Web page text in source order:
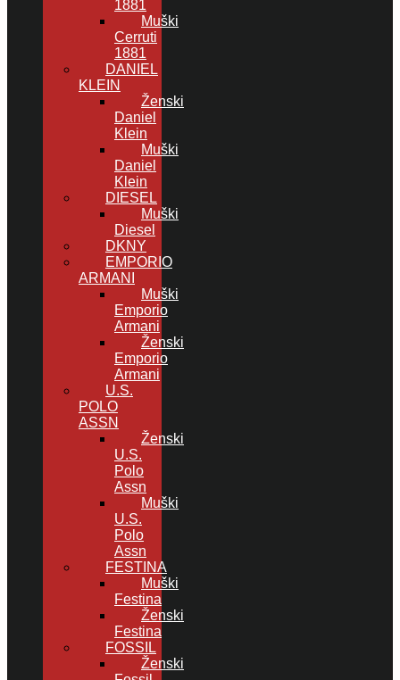
1881
Muški
Cerruti
1881
DANIEL
KLEIN
Ženski
Daniel
Klein
Muški
Daniel
Klein
DIESEL
Muški
Diesel
DKNY
EMPORIO
ARMANI
Muški
Emporio
Armani
Ženski
Emporio
Armani
U.S.
POLO
ASSN
Ženski
U.S.
Polo
Assn
Muški
U.S.
Polo
Assn
FESTINA
Muški
Festina
Ženski
Festina
FOSSIL
Ženski